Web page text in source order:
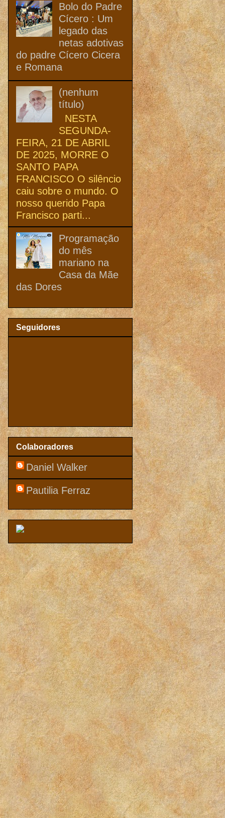
Bolo do Padre
Cícero : Um
legado das
netas adotivas
do padre Cícero Cicera
e Romana
(nenhum
título)
NESTA
SEGUNDA-
FEIRA, 21 DE ABRIL
DE 2025, MORRE O
SANTO PAPA
FRANCISCO O silêncio
caiu sobre o mundo. O
nosso querido Papa
Francisco parti...
Programação
do mês
mariano na
Casa da Mãe
das Dores
Seguidores
Colaboradores
Daniel Walker
Pautilia Ferraz